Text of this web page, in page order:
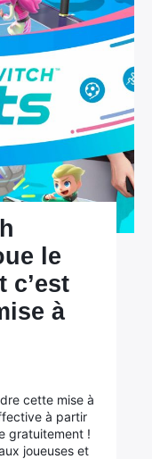
le
c’est
à
cette mise à
à partir
gratuitement !
joueuses et